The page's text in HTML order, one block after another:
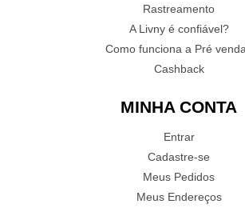
Rastreamento
A Livny é confiável?
Como funciona a Pré
Cashback
MINHA CONTA
Entrar
Cadastre-se
Meus Pedidos
Meus Endereços